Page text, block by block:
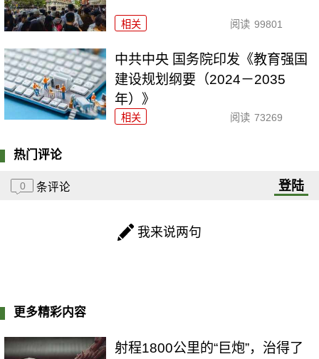
相关 阅读 99801
中共中央 国务院印发《教育强国
建设规划纲要（2024－2035
年）》
相关 阅读 73269
热门评论
0 条评论 登陆
我来说两句
更多精彩内容
射程1800公里的“巨炮”，治得了